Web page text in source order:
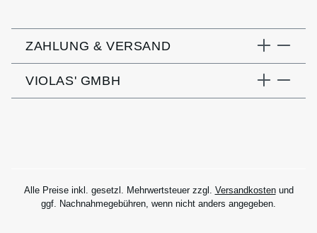
ZAHLUNG & VERSAND
VIOLAS' GMBH
Alle Preise inkl. gesetzl. Mehrwertsteuer zzgl. Versandkostenund
ggf. Nachnahmegebühren, wenn nicht anders angegeben.